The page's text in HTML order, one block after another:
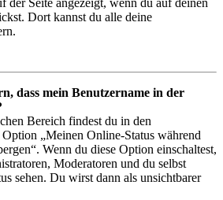
der Seite angezeigt, wenn du auf deinen
Dort kannst du alle deine
dass mein Benutzername in der
Bereich findest du in den
„Meinen Online-Status während
Wenn du diese Option einschaltest,
Moderatoren und du selbst
sehen. Du wirst dann als unsichtbarer